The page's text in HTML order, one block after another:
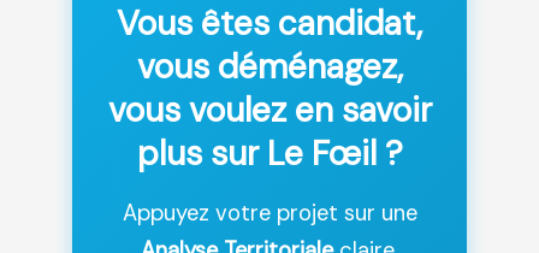
Vous êtes candidat,
vous déménagez,
vous voulez en savoir
plus sur Le Fœil ?
Appuyez votre projet sur une